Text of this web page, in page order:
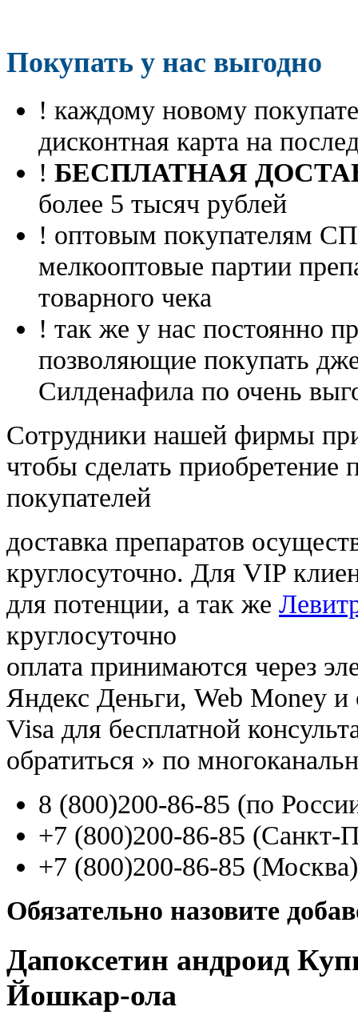
Покупать у нас выгодно
! каждому новому
дисконтная карта на
! БЕСПЛАТНАЯ
более 5 тысяч рублей
! оптовым покупателям
мелкооптовые партии
товарного чека
! так же у нас постоянно
позволяющие покупать
Силденафила по очень
Cотрудники нашей фирмы
чтобы сделать приобретение
покупателей
доставка препаратов
круглосуточно. Для VIP
для потенции, а так же
круглосуточно
оплата принимаются через
Яндекс Деньги, Web Money и
Visa для бесплатной
обратиться » по
8 (800)200-86-85 (по
+7 (800)200-86-85 (Санкт-
+7 (800)200-86-85 (Москва)
Обязательно назовите
Дапоксетин андроид
Йошкар-ола